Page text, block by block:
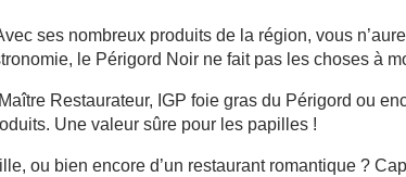
ses nombreux produits de la région, vous
le Périgord Noir ne fait pas les choses à
Restaurateur, IGP foie gras du Périgord ou
Une valeur sûre pour les papilles !
ou bien encore d’un restaurant romantique ?